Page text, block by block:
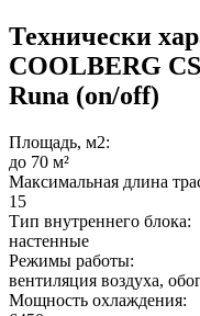
Технически
COOLBERG
Runa (on/off)
Площадь, м2:
до 70 м²
Максимальная длина
15
Тип внутреннего блока:
настенные
Режимы работы:
вентиляция воздуха,
Мощность охлаждения: